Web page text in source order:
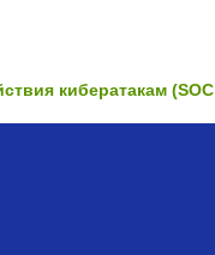
кибератакам